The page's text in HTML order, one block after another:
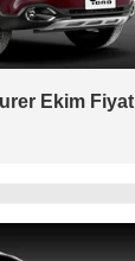
Ekim Fiyat